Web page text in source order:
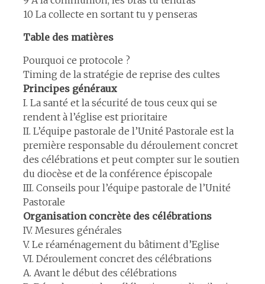
10 La collecte en sortant tu y penseras
Table des matières
Pourquoi ce protocole ?
Timing de la stratégie de reprise des cultes
Principes généraux
I. La santé et la sécurité de tous ceux qui se
rendent à l’église est prioritaire
II. L’équipe pastorale de l’Unité Pastorale est la
première responsable du déroulement concret
des célébrations et peut compter sur le soutien
du diocèse et de la conférence épiscopale
III. Conseils pour l’équipe pastorale de l’Unité
Pastorale
Organisation concrète des célébrations
IV. Mesures générales
V. Le réaménagement du bâtiment d’Eglise
VI. Déroulement concret des célébrations
A. Avant le début des célébrations